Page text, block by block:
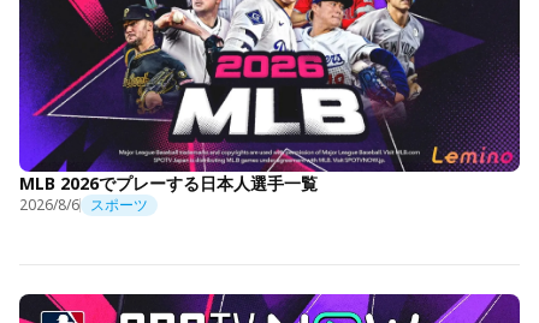
MLB 2026でプレーする日本人選手一覧
2026/8/6 スポーツ